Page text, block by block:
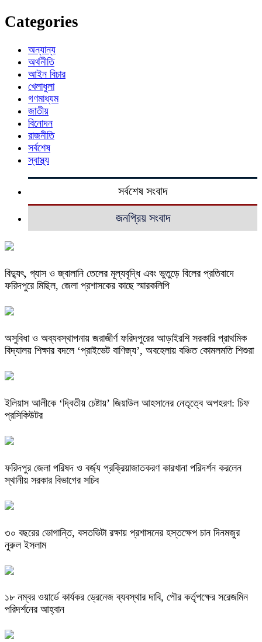
Categories
অন্যান্য
অর্থনীতি
আইন বিচার
খেলাধুলা
গণমাধ্যম
জাতীয়
বিনোদন
রাজনীতি
সর্বশেষ
স্বাস্থ্য
সর্বশেষ সংবাদ
জনপ্রিয় সংবাদ
বিদ্যুৎ, গ্যাস ও জ্বালানি তেলের মূল্যবৃদ্ধি এবং ভুতুড়ে বিলের প্রতিবাদে
ফরিদপুরে মিছিল, জেলা প্রশাসকের কাছে স্মারকলিপি
অসুবিধা ও অব্যবস্থাপনায় জরাজীর্ণ ফরিদপুরের আড়াইরশি সরকারি প্রাথমিক
বিদ্যালয় শিক্ষার বদলে ‘প্রাইভেট বাণিজ্য’, অবহেলায় বঞ্চিত কোমলমতি শিশুরা
ইলিয়াস আলীকে ‘দ্বিতীয় চেষ্টায়’ জিয়াউল আহসানের নেতৃত্বে অপহরণ: চিফ
প্রসিকিউটর
ফরিদপুর জেলা পরিষদ ও বর্জ্য প্রক্রিয়াজাতকরণ কারখানা পরিদর্শন করলেন
স্থানীয় সরকার বিভাগের সচিব
৩০ বছরের ভোগান্তি, বসতভিটা রক্ষায় প্রশাসনের হস্তক্ষেপ চান দিনমজুর
নুরুল ইসলাম
১৮ নম্বর ওয়ার্ডে কার্যকর ড্রেনেজ ব্যবস্থার দাবি, পৌর কর্তৃপক্ষের সরেজমিন
পরিদর্শনের আহ্বান